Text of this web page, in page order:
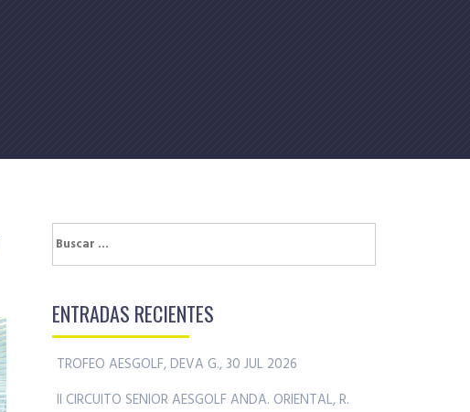
Buscar:
ENTRADAS RECIENTES
TROFEO AESGOLF, DEVA G., 30 JUL 2026
II CIRCUITO SENIOR AESGOLF ANDA. ORIENTAL, R.